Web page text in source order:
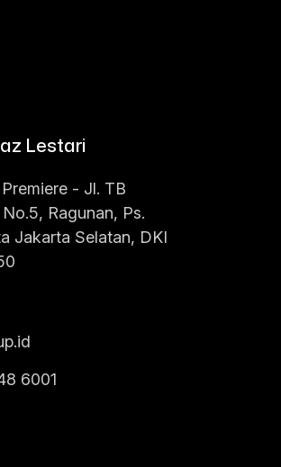
Lestari
- Jl. TB
Ragunan, Ps.
Jakarta Selatan, DKI
6001